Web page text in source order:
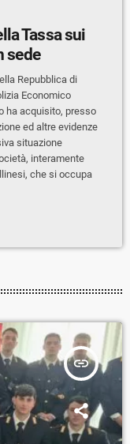
Tassa sui
sede
Repubblica di
Economico
ha acquisito, presso
ed altre evidenze
situazione
interamente
che si occupa
insert_link